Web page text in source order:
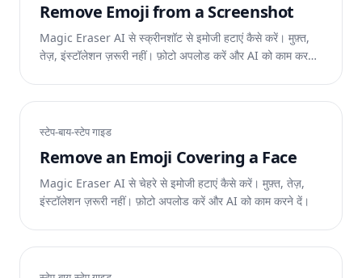
Remove Emoji from a Screenshot
Magic Eraser AI से स्क्रीनशॉट से इमोजी हटाएं कैसे करें। मुफ़्त,
तेज़, इंस्टॉलेशन ज़रूरी नहीं। फ़ोटो अपलोड करें और AI को काम करने
स्टेप-बाय-स्टेप गाइड
Remove an Emoji Covering a Face
Magic Eraser AI से चेहरे से इमोजी हटाएं कैसे करें। मुफ़्त, तेज़,
इंस्टॉलेशन ज़रूरी नहीं। फ़ोटो अपलोड करें और AI को काम करने दें।